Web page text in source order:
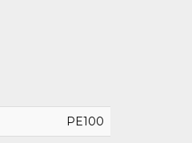
PE100